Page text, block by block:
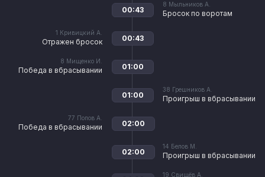
8 Мыльников А.
Бросок по воротам
00:43
1 Кривицкий А.
Отражен бросок 00:43
8 Мищенко И.
Победа в вбрасывании 01:00
38 Грешников А.
Проигрыш в вбрасывании
01:00
77 Попов А.
Победа в вбрасывании 02:00
14 Белов М.
Проигрыш в вбрасывании
02:00
19 Свищёв А.